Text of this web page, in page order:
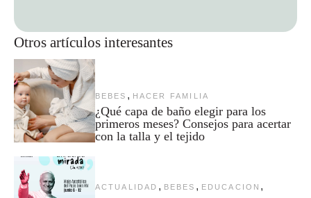
Otros artículos interesantes
BEBES , HACER FAMILIA
¿Qué capa de baño elegir para los
primeros meses? Consejos para acertar
con la talla y el tejido
ACTUALIDAD , BEBES , EDUCACION ,